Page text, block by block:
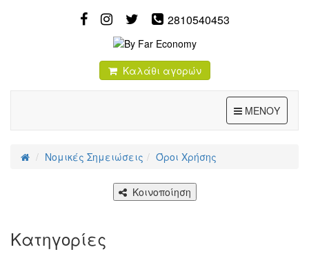
2810540453
Καλάθι αγορών
ΜΕΝΟΥ
Νομικές Σημειώσεις Όροι Χρήσης
Κοινοποίηση
Κατηγορίες